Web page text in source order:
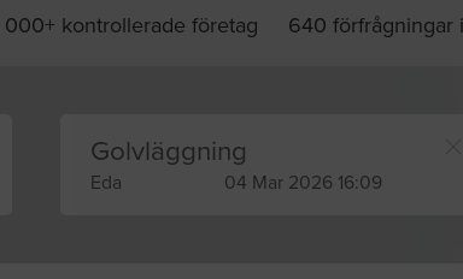
000+ kontrollerade företag 640 förfrågningar
Golvläggning
Eda 04 Mar 2026 16:09